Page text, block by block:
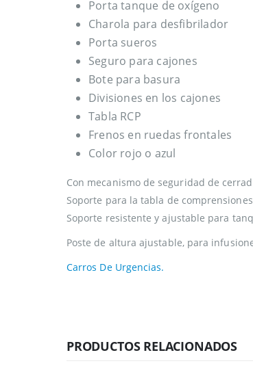
Porta tanque de oxígeno
Charola para desfibrilador
Porta sueros
Seguro para cajones
Bote para basura
Divisiones en los cajones
Tabla RCP
Frenos en ruedas frontales
Color rojo o azul
Con mecanismo de seguridad de
Soporte para la tabla de
Soporte resistente y ajustable para
Poste de altura ajustable, para
Carros De Urgencias.
PRODUCTOS RELACIONADOS